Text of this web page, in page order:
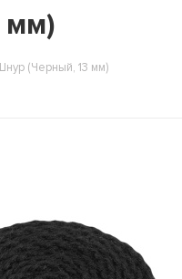
мм)
(Черный, 13 мм)